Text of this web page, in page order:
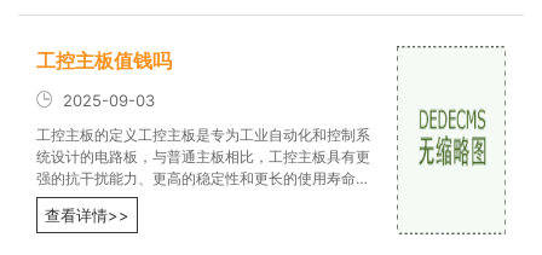
工控主板值钱吗
2025-09-03
工控主板的定义工控主板是专为工业自动化和控制系
统设计的电路板，与普通主板相比，工控主板具有更
强的抗干扰能力、更高的稳定性和更长的使用寿命。
工控主板通常支持多种接口
查看详情>>